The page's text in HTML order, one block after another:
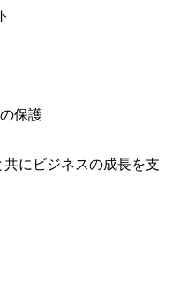
保護
にビジネスの成長を支